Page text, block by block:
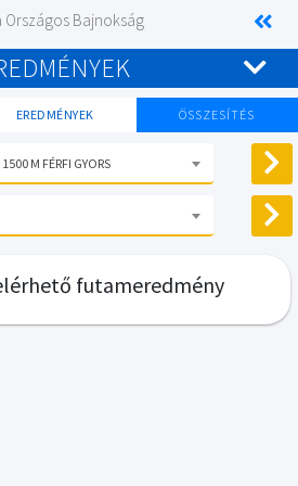
Országos Bajnokság
EREDMÉNYEK ÖSSZESÍTÉS
M FÉRFI GYORS
futameredmény